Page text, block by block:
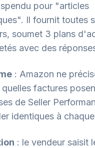
pour "articles
Il fournit toutes
soumet 3 plans
avec des
: Amazon ne
factures
de Seller
identiques à
: le vendeur saisit